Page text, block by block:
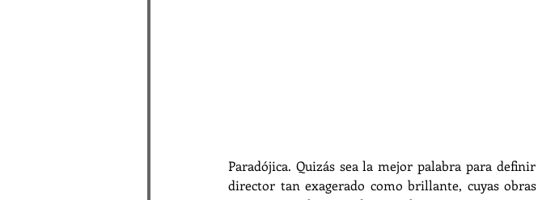
Paradójica. Quizás sea la mejor palabra para
director tan exagerado como brillante, cuyas